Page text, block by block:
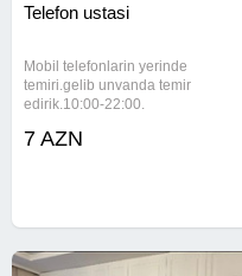
Telefon ustasi
Mobil telefonlarin yerinde
temiri.gelib unvanda temir
edirik.10:00-22:00.
7 AZN